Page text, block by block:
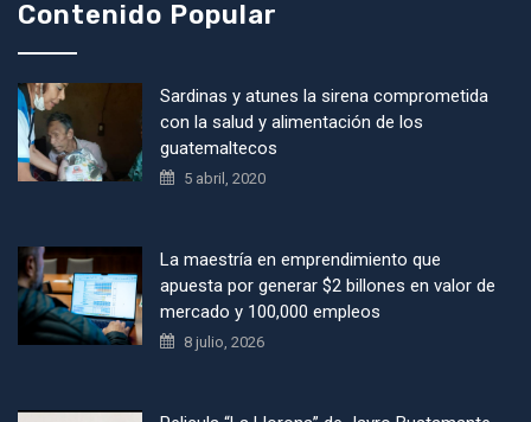
Contenido Popular
Sardinas y atunes la sirena comprometida
con la salud y alimentación de los
guatemaltecos
5 abril, 2020
La maestría en emprendimiento que
apuesta por generar $2 billones en valor de
mercado y 100,000 empleos
8 julio, 2026